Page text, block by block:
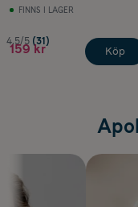
FINNS I LAGER
4.5/5 (31)
159 kr Köp